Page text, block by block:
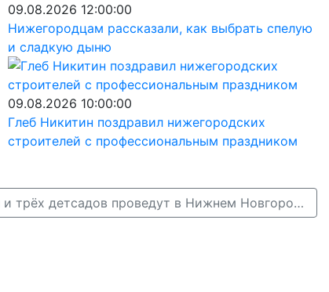
09.08.2026 12:00:00
Нижегородцам рассказали, как выбрать спелую
и сладкую дыню
09.08.2026 10:00:00
Глеб Никитин поздравил нижегородских
строителей с профессиональным праздником
Капремонт трёх школ и трёх детсадов проведут в Нижнем Новгороде в 2025 году →